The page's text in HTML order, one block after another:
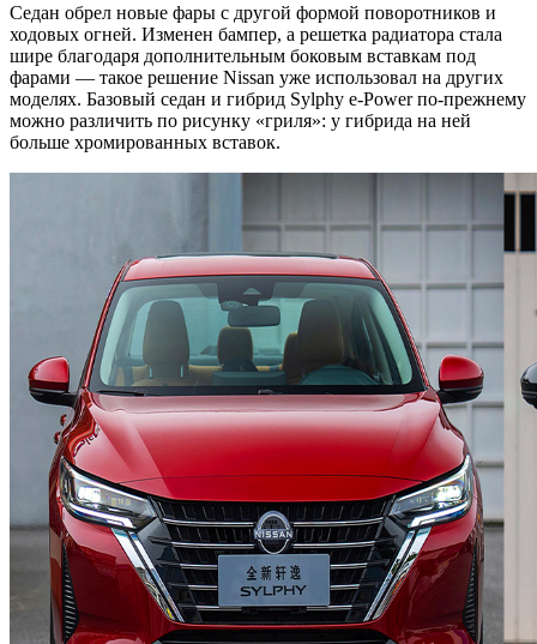
Седан обрел новые фары с другой формой поворотников и
ходовых огней. Изменен бампер, а решетка радиатора стала
шире благодаря дополнительным боковым вставкам под
фарами — такое решение Nissan уже использовал на других
моделях. Базовый седан и гибрид Sylphy e-Power по-прежнему
можно различить по рисунку «гриля»: у гибрида на ней
больше хромированных вставок.